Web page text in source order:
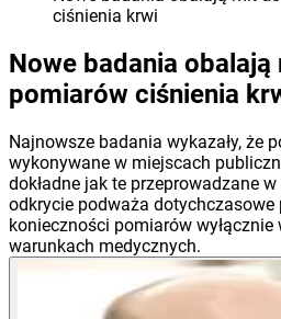
ciśnienia krwi
Nowe badania
pomiarów ciśnienia
Najnowsze badania wykazały, że
wykonywane w miejscach
dokładne jak te przeprowadzane
odkrycie podważa dotychczasowe
konieczności pomiarów
warunkach medycznych.